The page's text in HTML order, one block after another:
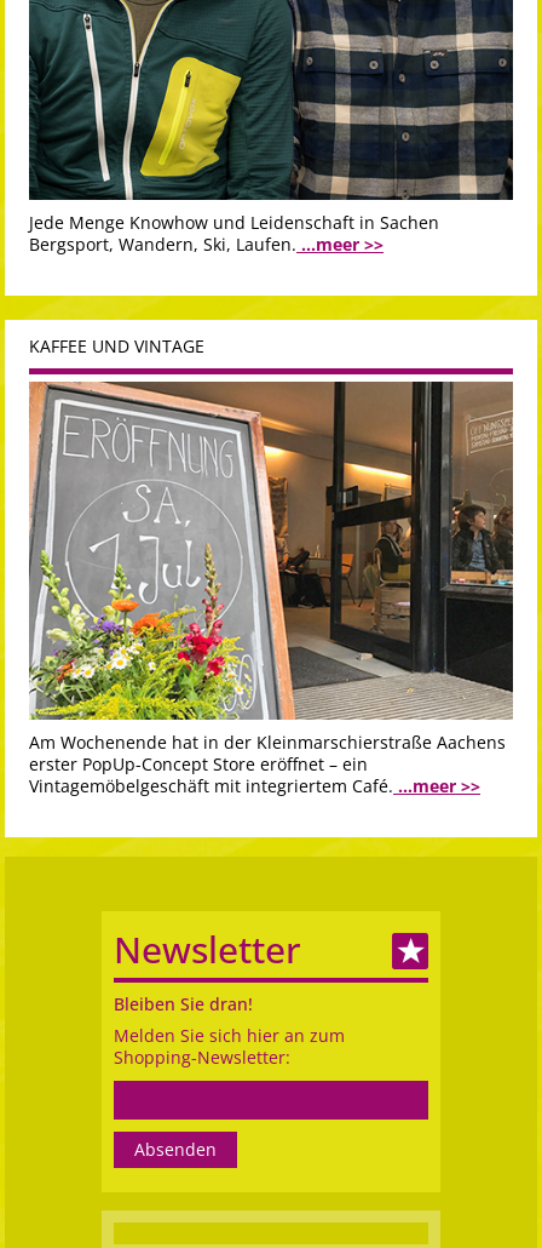
Jede Menge Knowhow und Leidenschaft in Sachen
Bergsport, Wandern, Ski, Laufen. ...meer >>
KAFFEE UND VINTAGE
Am Wochenende hat in der Kleinmarschierstraße Aachens
erster PopUp-Concept Store eröffnet – ein
Vintagemöbelgeschäft mit integriertem Café. ...meer >>
Newsletter
Bleiben Sie dran!
Melden Sie sich hier an zum
Shopping-Newsletter: